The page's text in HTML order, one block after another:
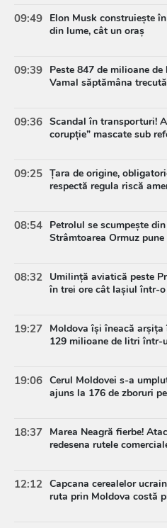
09:49 Elon Musk construiește
din lume, cât un oraș
09:39 Peste 847 de milioane
Vamal săptămâna trecută
09:36 Scandal în transporturi!
corupție” mascate sub
09:25 Țara de origine,
respectă regula riscă
08:54 Petrolul se scumpește
Strâmtoarea Ormuz
08:32 Umilință aviatică peste
în trei ore cât Iașiul într-
19:27 Moldova își îneacă arșița
129 milioane de litri într-
19:06 Cerul Moldovei s-a
ajuns la 176 de zboruri
18:37 Marea Neagră fierbe!
redesena rutele
12:12 Capcana cerealelor
ruta prin Moldova costă